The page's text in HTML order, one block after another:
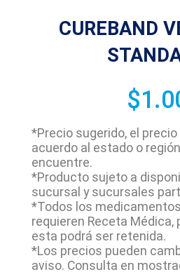
CUREBAND
$
*Precio sugerido, el
acuerdo al estado o
encuentre.
*Producto sujeto a
sucursal y sucursales
*Todos los
requieren Receta
esta podrá ser retenida.
*Los precios pueden
aviso. Consulta en